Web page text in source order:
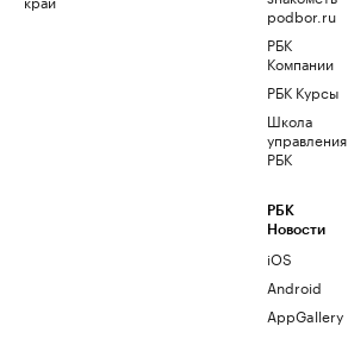
podbor.ru
РБК
Компании
РБК Курсы
Школа
управления
РБК
РБК
Новости
iOS
Android
AppGallery